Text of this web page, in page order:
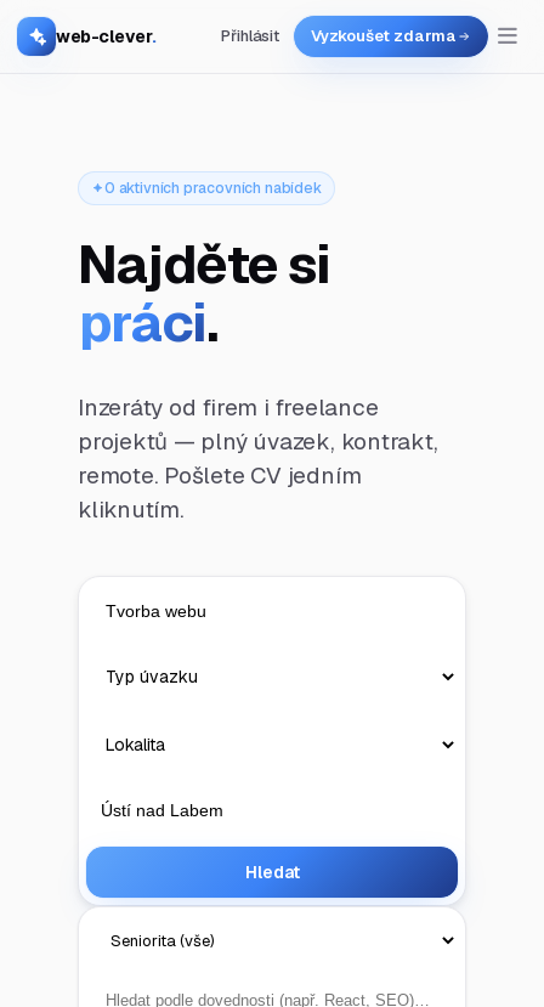
web-clever. Přihlásit Vyzkoušet zdarma
0 aktivních pracovních nabídek
Najděte si
práci.
Inzeráty od firem i freelance
projektů — plný úvazek, kontrakt,
remote. Pošlete CV jedním
kliknutím.
Hledat